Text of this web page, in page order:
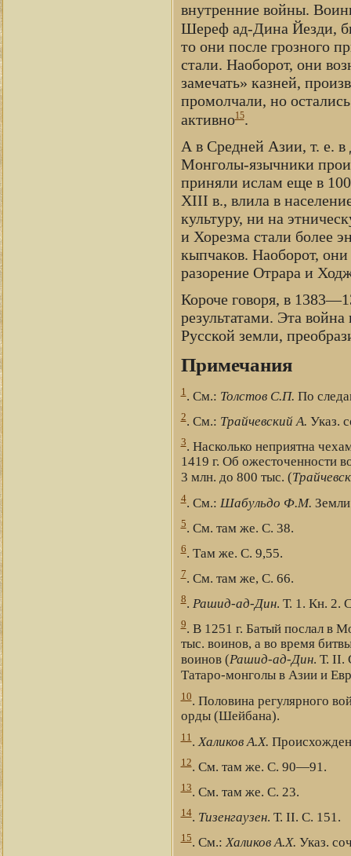
внутренние войны.
Шереф ад-Дина Йезди,
то они после грозного
стали. Наоборот, они
замечать» казней,
промолчали, но
активно15.
А в Средней Азии, т. е.
Монголы-язычники
приняли ислам еще в
XIII в., влила в
культуру, ни на
и Хорезма стали более
кыпчаков. Наоборот,
разорение Отрара и
Короче говоря, в
результатами. Эта
Русской земли,
Примечания
1. См.: Толстов С.П. По
2. См.: Трайчевский А. Указ.
3. Насколько неприятна
1419 г. Об ожесточенности
3 млн. до 800 тыс. (
4. См.: Шабульдо Ф.М.
5. См. там же. С. 38.
6. Там же. С. 9,55.
7. См. там же, С. 66.
8. Рашид-ад-Дин. Т. 1. Кн. 2.
9. В 1251 г. Батый послал в
тыс. воинов, а во время
воинов (Рашид-ад-Дин. Т. II.
Татаро-монголы в Азии и
10. Половина регулярного
орды (Шейбана).
11. Халиков А.Х.
12. См. там же. С. 90—91.
13. См. там же. С. 23.
14. Тизенгаузен. Т. II. С. 151.
15. См.: Халиков А.Х. Указ.